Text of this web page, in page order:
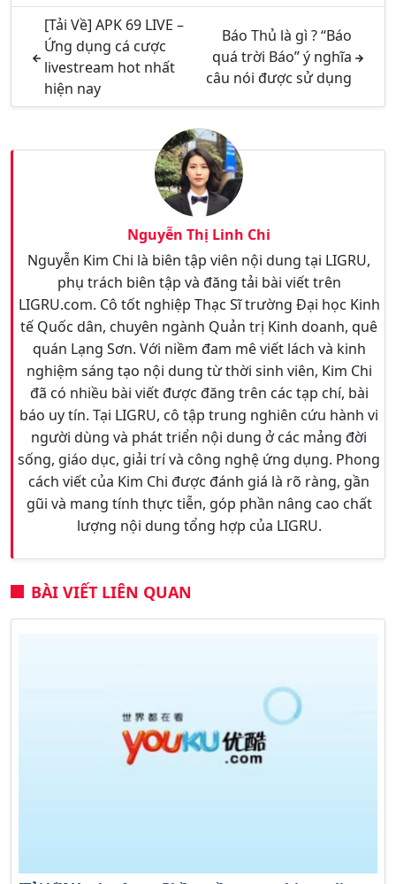
[Tải Về] APK 69 LIVE –
Ứng dụng cá cược
livestream hot nhất
hiện nay
Báo Thủ là gì ? “Báo
quá trời Báo” ý nghĩa
câu nói được sử dụng
Nguyễn Thị Linh Chi
Nguyễn Kim Chi là biên tập viên nội dung tại LIGRU,
phụ trách biên tập và đăng tải bài viết trên
LIGRU.com. Cô tốt nghiệp Thạc Sĩ trường Đại học Kinh
tế Quốc dân, chuyên ngành Quản trị Kinh doanh, quê
quán Lạng Sơn. Với niềm đam mê viết lách và kinh
nghiệm sáng tạo nội dung từ thời sinh viên, Kim Chi
đã có nhiều bài viết được đăng trên các tạp chí, bài
báo uy tín. Tại LIGRU, cô tập trung nghiên cứu hành vi
người dùng và phát triển nội dung ở các mảng đời
sống, giáo dục, giải trí và công nghệ ứng dụng. Phong
cách viết của Kim Chi được đánh giá là rõ ràng, gần
gũi và mang tính thực tiễn, góp phần nâng cao chất
lượng nội dung tổng hợp của LIGRU.
BÀI VIẾT LIÊN QUAN